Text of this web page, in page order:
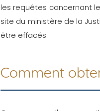
les requêtes concernant
site du ministère de la
être effacés.
Comment